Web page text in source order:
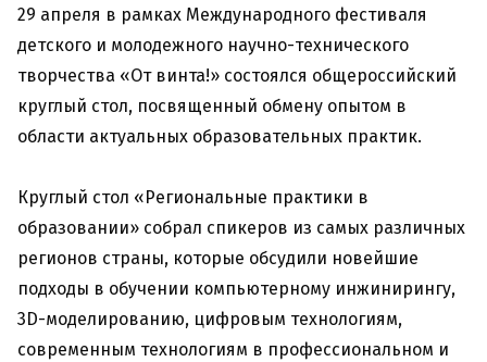
29 апреля в рамках Международного фестиваля
детского и молодежного научно-технического
творчества «От винта!» состоялся общероссийский
круглый стол, посвященный обмену опытом в
области актуальных образовательных практик.
Круглый стол «Региональные практики в
образовании» собрал спикеров из самых различных
регионов страны, которые обсудили новейшие
подходы в обучении компьютерному инжинирингу,
3D-моделированию, цифровым технологиям,
современным технологиям в профессиональном и